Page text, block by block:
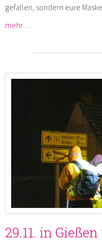
gefallen, sondern eure Maske.
mehr …
29.11. in